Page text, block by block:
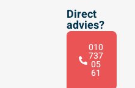
Direct
advies?
010
737
05
61